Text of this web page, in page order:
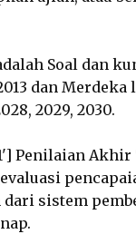
Soal dan
dan Merdeka
2029, 2030.
Penilaian
dari sistem